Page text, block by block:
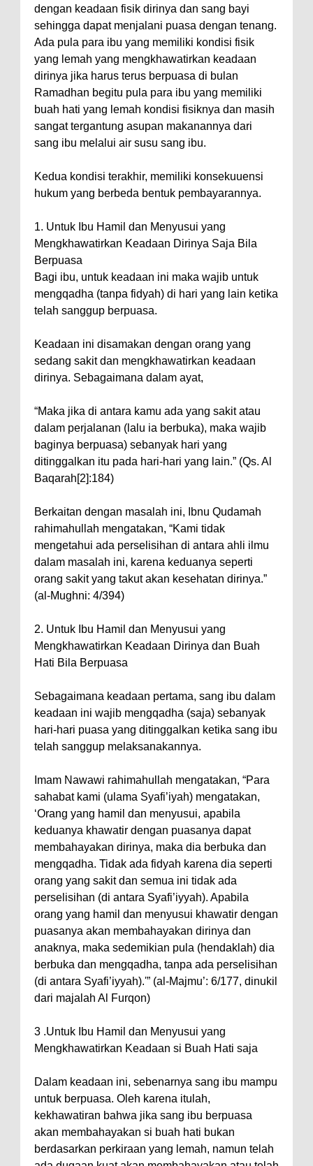
dengan keadaan fisik dirinya dan sang bayi
sehingga dapat menjalani puasa dengan tenang.
Ada pula para ibu yang memiliki kondisi fisik
yang lemah yang mengkhawatirkan keadaan
dirinya jika harus terus berpuasa di bulan
Ramadhan begitu pula para ibu yang memiliki
buah hati yang lemah kondisi fisiknya dan masih
sangat tergantung asupan makanannya dari
sang ibu melalui air susu sang ibu.
Kedua kondisi terakhir, memiliki konsekuuensi
hukum yang berbeda bentuk pembayarannya.
1. Untuk Ibu Hamil dan Menyusui yang
Mengkhawatirkan Keadaan Dirinya Saja Bila
Berpuasa
Bagi ibu, untuk keadaan ini maka wajib untuk
mengqadha (tanpa fidyah) di hari yang lain ketika
telah sanggup berpuasa.
Keadaan ini disamakan dengan orang yang
sedang sakit dan mengkhawatirkan keadaan
dirinya. Sebagaimana dalam ayat,
“Maka jika di antara kamu ada yang sakit atau
dalam perjalanan (lalu ia berbuka), maka wajib
baginya berpuasa) sebanyak hari yang
ditinggalkan itu pada hari-hari yang lain.” (Qs. Al
Baqarah[2]:184)
Berkaitan dengan masalah ini, Ibnu Qudamah
rahimahullah mengatakan, “Kami tidak
mengetahui ada perselisihan di antara ahli ilmu
dalam masalah ini, karena keduanya seperti
orang sakit yang takut akan kesehatan dirinya.”
(al-Mughni: 4/394)
2. Untuk Ibu Hamil dan Menyusui yang
Mengkhawatirkan Keadaan Dirinya dan Buah
Hati Bila Berpuasa
Sebagaimana keadaan pertama, sang ibu dalam
keadaan ini wajib mengqadha (saja) sebanyak
hari-hari puasa yang ditinggalkan ketika sang ibu
telah sanggup melaksanakannya.
Imam Nawawi rahimahullah mengatakan, “Para
sahabat kami (ulama Syafi’iyah) mengatakan,
‘Orang yang hamil dan menyusui, apabila
keduanya khawatir dengan puasanya dapat
membahayakan dirinya, maka dia berbuka dan
mengqadha. Tidak ada fidyah karena dia seperti
orang yang sakit dan semua ini tidak ada
perselisihan (di antara Syafi’iyyah). Apabila
orang yang hamil dan menyusui khawatir dengan
puasanya akan membahayakan dirinya dan
anaknya, maka sedemikian pula (hendaklah) dia
berbuka dan mengqadha, tanpa ada perselisihan
(di antara Syafi’iyyah).'” (al-Majmu’: 6/177, dinukil
dari majalah Al Furqon)
3 .Untuk Ibu Hamil dan Menyusui yang
Mengkhawatirkan Keadaan si Buah Hati saja
Dalam keadaan ini, sebenarnya sang ibu mampu
untuk berpuasa. Oleh karena itulah,
kekhawatiran bahwa jika sang ibu berpuasa
akan membahayakan si buah hati bukan
berdasarkan perkiraan yang lemah, namun telah